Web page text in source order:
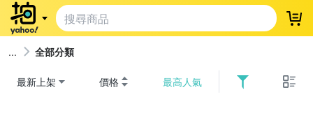
登
全部分類
最新上架 價格 最高人氣